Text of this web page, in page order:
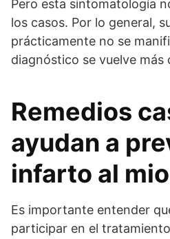
Pero esta sintomatología
los casos. Por lo general,
prácticamente no se
diagnóstico se vuelve más
Remedios
ayudan a
infarto al
Es importante entender
participar en el